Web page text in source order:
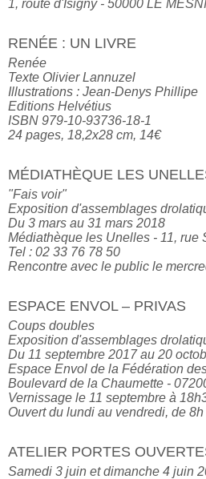
1, route d'Isigny - 50000 LE
RENÉE : UN LIVRE
Renée
Texte Olivier Lannuzel
Illustrations : Jean-Denys Phillipe
Editions Helvétius
ISBN 979-10-93736-18-1
24 pages, 18,2x28 cm, 14€
MÉDIATHÈQUE LES
"Fais voir"
Exposition d'assemblages
Du 3 mars au 31 mars 2018
Médiathèque les Unelles - 11, rue
Tel : 02 33 76 78 50
Rencontre avec le public le
ESPACE ENVOL – PRIVAS
Coups doubles
Exposition d'assemblages
Du 11 septembre 2017 au 20
Espace Envol de la Fédération
Boulevard de la Chaumette -
Vernissage le 11 septembre à
Ouvert du lundi au vendredi, de
ATELIER PORTES
Samedi 3 juin et dimanche 4 juin